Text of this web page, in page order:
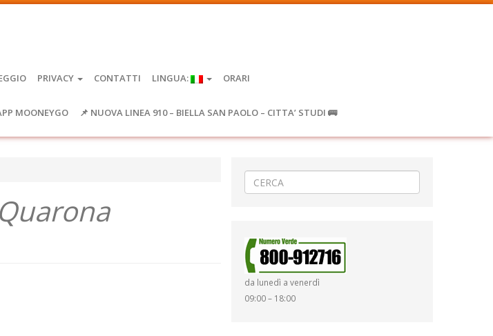
PRIVACY CONTATTI LINGUA: ORARI
MOONEYGO 📌 NUOVA LINEA 910 – BIELLA SAN PAOLO – CITTA’ STUDI 🚌
da lunedì a venerdì
09:00 – 18:00